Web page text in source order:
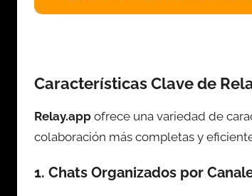
Características Clave de
Relay.app ofrece una variedad de
colaboración más completas y
1. Chats Organizados por